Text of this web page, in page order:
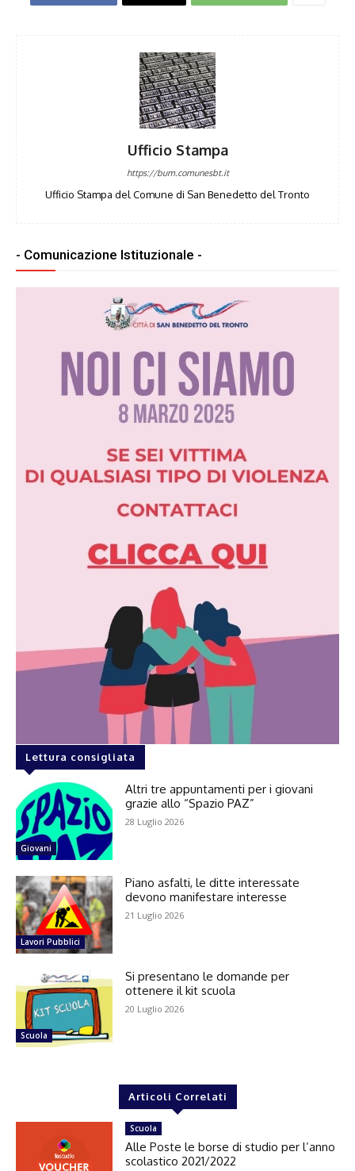
Ufficio Stampa
https://bum.comunesbt.it
Ufficio Stampa del Comune di San Benedetto del Tronto
- Comunicazione Istituzionale -
Lettura consigliata
Giovani
Altri tre appuntamenti per i giovani
grazie allo “Spazio PAZ”
28 Luglio 2026
Lavori Pubblici
Piano asfalti, le ditte interessate
devono manifestare interesse
21 Luglio 2026
Scuola
Si presentano le domande per
ottenere il kit scuola
20 Luglio 2026
Articoli Correlati
Scuola
Alle Poste le borse di studio per l’anno
scolastico 2021/2022